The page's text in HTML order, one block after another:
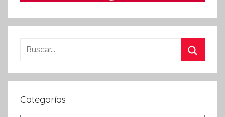
Buscar:
Categorías